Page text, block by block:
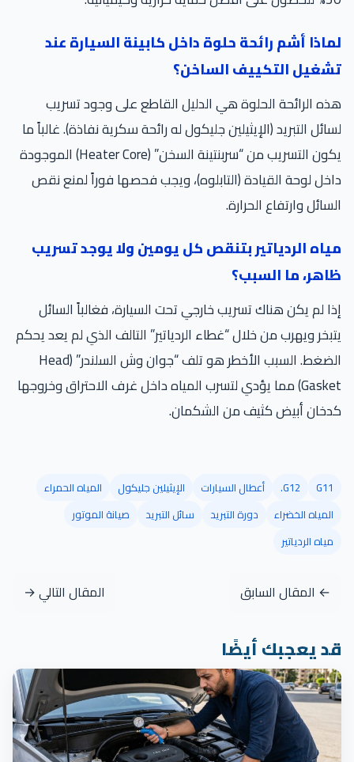
لماذا أشم رائحة حلوة داخل كابينة السيارة عند
تشغيل التكييف الساخن؟
هذه الرائحة الحلوة هي الدليل القاطع على وجود تسريب
لسائل التبريد (الإيثيلين جليكول له رائحة سكرية نفاذة). غالباً ما
يكون التسريب من “سربنتينة السخن” (Heater Core) الموجودة
داخل لوحة القيادة (التابلوه)، ويجب فحصها فوراً لمنع نقص
السائل وارتفاع الحرارة.
مياه الردياتير بتنقص كل يومين ولا يوجد تسريب
ظاهر، ما السبب؟
إذا لم يكن هناك تسريب خارجي تحت السيارة، فغالباً السائل
يتبخر ويهرب من خلال “غطاء الردياتير” التالف الذي لم يعد يحكم
الضغط. السبب الأخطر هو تلف “جوان وش السلندر” (Head
Gasket) مما يؤدي لتسرب المياه داخل غرف الاحتراق وخروجها
كدخان أبيض كثيف من الشكمان.
G11
G12. أعطال السيارات الإيثيلين جليكول
المياه الحمراء
المياه الخضراء
دورة التبريد سائل التبريد
صيانة الموتور
مياه الردياتير
← المقال السابق المقال التالي →
قد يعجبك أيضًا